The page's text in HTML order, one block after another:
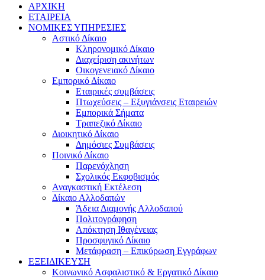
ΑΡΧΙΚΗ
ΕΤΑΙΡΕΙΑ
ΝΟΜΙΚΕΣ ΥΠΗΡΕΣΙΕΣ
Αστικό Δίκαιο
Κληρονομικό Δίκαιο
Διαχείριση ακινήτων
Οικογενειακό Δίκαιο
Εμπορικό Δίκαιο
Εταιρικές συμβάσεις
Πτωχεύσεις – Εξυγιάνσεις Εταιρειών
Εμπορικά Σήματα
Τραπεζικό Δίκαιο
Διοικητικό Δίκαιο
Δημόσιες Συμβάσεις
Ποινικό Δίκαιο
Παρενόχληση
Σχολικός Εκφοβισμός
Αναγκαστική Εκτέλεση
Δίκαιο Αλλοδαπών
Άδεια Διαμονής Αλλοδαπού
Πολιτογράφηση
Απόκτηση Ιθαγένειας
Προσφυγικό Δίκαιο
Μετάφραση – Επικύρωση Εγγράφων
ΕΞΕΙΔΙΚΕΥΣΗ
Κοινωνικό Ασφαλιστικό & Εργατικό Δίκαιο